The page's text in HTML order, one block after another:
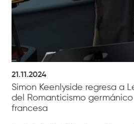
21.11.2024
Simon Keenlyside regresa a
del Romanticismo
francesa